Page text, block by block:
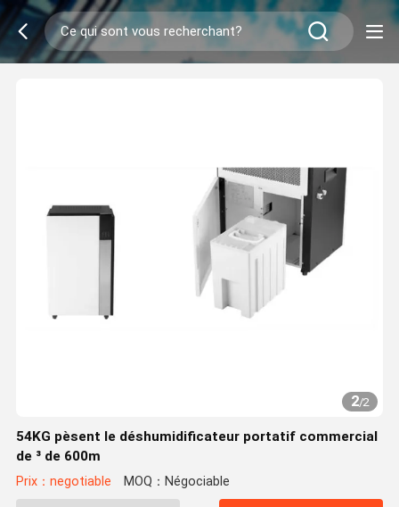
2/2
54KG pèsent le déshumidificateur portatif commercial
de ³ de 600m
Prix：negotiable MOQ：Négociable